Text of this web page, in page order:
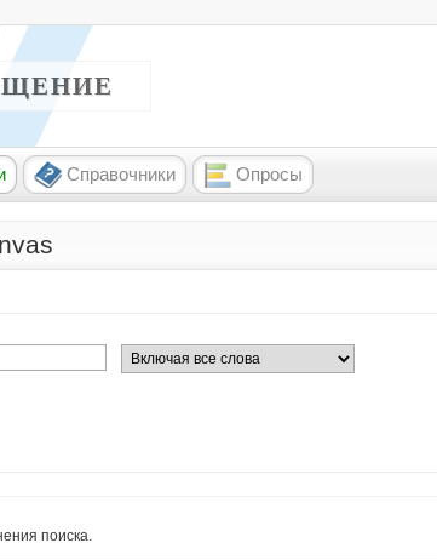
Справочники Опросы
поиска.